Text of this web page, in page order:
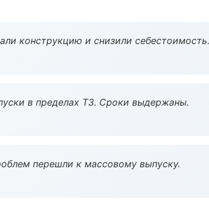
конструкцию и снизили себестоимость.
в пределах ТЗ. Сроки выдержаны.
перешли к массовому выпуску.